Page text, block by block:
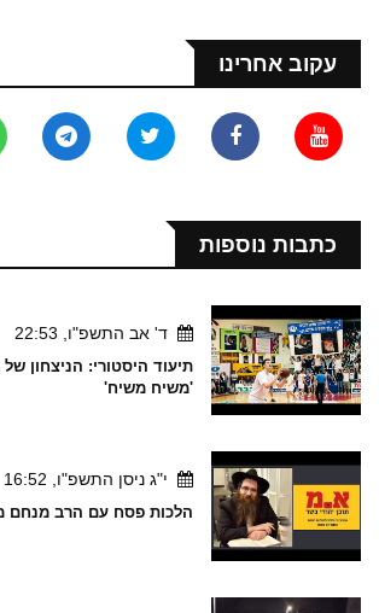
עקוב אחרינו
כתבות נוספות
ד' אב התשפ"ו, 22:53
תיעוד היסטורי: הניצחון של
'משיח משיח'
י"ג ניסן התשפ"ו, 16:52
הלכות פסח עם הרב מנחם